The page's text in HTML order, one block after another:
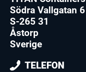
Södra Vallgatan 6
S-265 31
Åstorp
Sverige
TELEFON